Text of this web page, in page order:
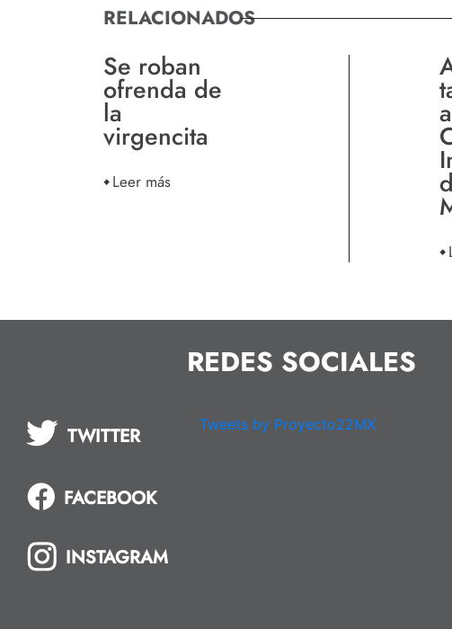
RELACIONADOS
Se roban
ofrenda de
la
virgencita
Leer más
REDES SOCIALES
TWITTER
FACEBOOK
INSTAGRAM
Tweets by Proyecto22MX